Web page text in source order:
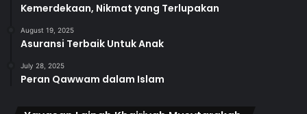
Kemerdekaan, Nikmat yang Terlupakan
August 19, 2025
Asuransi Terbaik Untuk Anak
July 28, 2025
Peran Qawwam dalam Islam